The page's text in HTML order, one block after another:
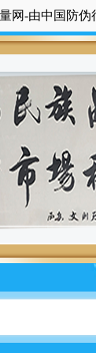
国防伪行业协